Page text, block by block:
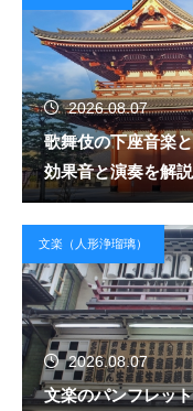
2026.08.07
歌舞伎の下座音楽
効果音と演奏を解説
文楽（人形浄瑠璃）
2026.08.07
文楽のパンフレッ